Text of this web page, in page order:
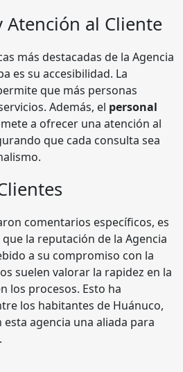
Atención al Cliente
más destacadas de la Agencia
es su accesibilidad. La
que más personas
Además, el personal
a ofrecer una atención al
que cada consulta sea
comentarios específicos, es
la reputación de la Agencia
a su compromiso con la
suelen valorar la rapidez en la
los procesos. Esto ha
los habitantes de Huánuco,
agencia una aliada para